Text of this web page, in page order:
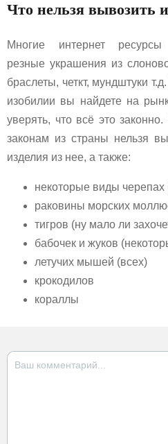
Что нельзя вывозить
Многие интернет ресурсы
резные украшения из
браслеты, четкт, мундштуки
изобилии вы найдете на
уверять, что всё это
законам из страны нельзя
изделия из нее, а также:
некоторые виды черепах
раковины морских
тигров (ну мало ли
бабочек и жуков
летучих мышей (всех)
крокодилов
кораллы